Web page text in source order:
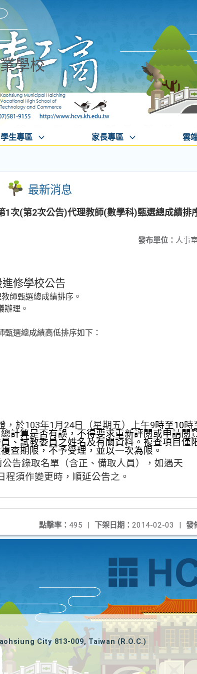
學校
學生專區 家長專區 雲
最新消息
1次(第2次公告)代理教師(數學科)甄選總成績排
發布單位： 人事室
修學校公告
教師甄選總成績排序。
辦理。
選總成績高低排序如下：
於103年1月24日（星期五）上午9時至10時
計算是否有誤 ，不得要求重新評閱或申請閱
、試教委員之姓名及有關資料。複查項目僅
查期限，不予受理，並以一次為限。
告錄取名單（含正、備取人員），如遇天
須作變更時，順延公告之。
發
下架日期： 2014-02-03 |
點擊率： 495 |
City 813-009, Taiwan (R.O.C.)